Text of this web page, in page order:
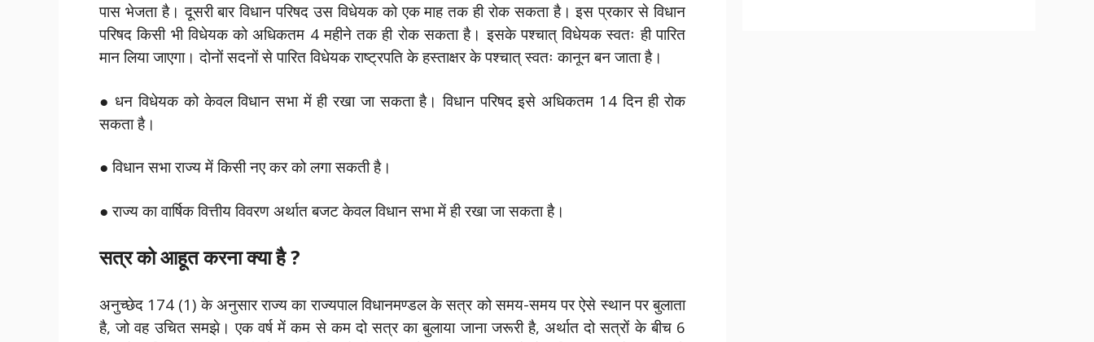
पास भेजता है। दूसरी बार विधान परिषद उस विधेयक को एक माह तक ही रोक सकता है। इस प्रकार से विधान
परिषद किसी भी विधेयक को अधिकतम 4 महीने तक ही रोक सकता है। इसके पश्चात् विधेयक स्वतः ही पारित
मान लिया जाएगा। दोनों सदनों से पारित विधेयक राष्ट्रपति के हस्ताक्षर के पश्चात् स्वतः कानून बन जाता है।
● धन विधेयक को केवल विधान सभा में ही रखा जा सकता है। विधान परिषद इसे अधिकतम 14 दिन ही रोक
सकता है।
● विधान सभा राज्य में किसी नए कर को लगा सकती है।
● राज्य का वार्षिक वित्तीय विवरण अर्थात बजट केवल विधान सभा में ही रखा जा सकता है।
सत्र को आहूत करना क्या है ?
अनुच्छेद 174 (1) के अनुसार राज्य का राज्यपाल विधानमण्डल के सत्र को समय-समय पर ऐसे स्थान पर बुलाता
है, जो वह उचित समझे। एक वर्ष में कम से कम दो सत्र का बुलाया जाना जरूरी है, अर्थात दो सत्रों के बीच 6